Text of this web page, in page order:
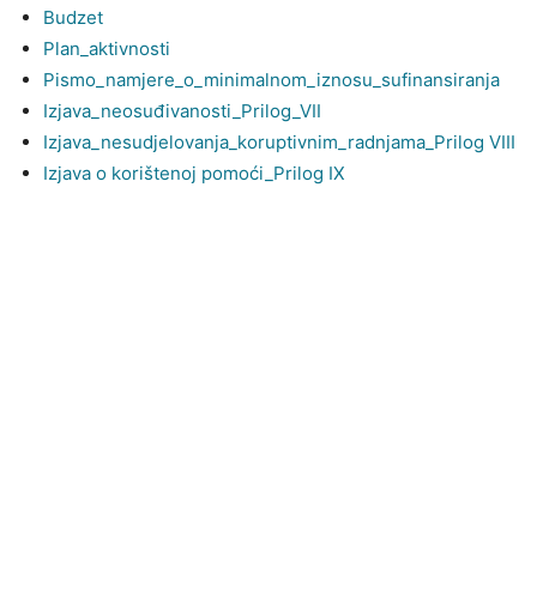
Budzet
Plan_aktivnosti
Pismo_namjere_o_minimalnom_iznosu_sufinansiranja
Izjava_neosuđivanosti_Prilog_VII
Izjava_nesudjelovanja_koruptivnim_radnjama_Prilog VIII
Izjava o korištenoj pomoći_Prilog IX